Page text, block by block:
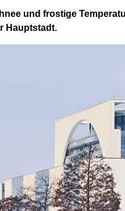
und frostige
Hauptstadt.